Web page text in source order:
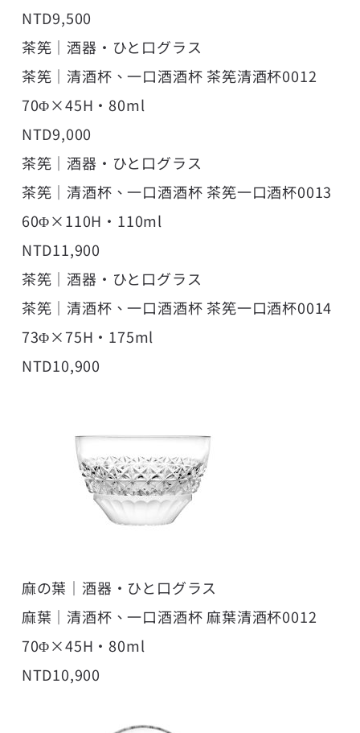
NTD9,500
茶筅｜酒器・ひと口グラス
茶筅｜清酒杯、一口酒酒杯 茶筅清酒杯0012
70Φ×45H・80ml
NTD9,000
茶筅｜酒器・ひと口グラス
茶筅｜清酒杯、一口酒酒杯 茶筅一口酒杯0013
60Φ×110H・110ml
NTD11,900
茶筅｜酒器・ひと口グラス
茶筅｜清酒杯、一口酒酒杯 茶筅一口酒杯0014
73Φ×75H・175ml
NTD10,900
麻の葉｜酒器・ひと口グラス
麻葉｜清酒杯、一口酒酒杯 麻葉清酒杯0012
70Φ×45H・80ml
NTD10,900